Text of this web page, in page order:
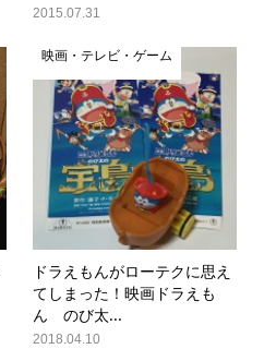
2015.07.31
映画・テレビ・ゲーム
ドラえもんがローテクに思え
てしまった！映画ドラえも
ん のび太...
2018.04.10